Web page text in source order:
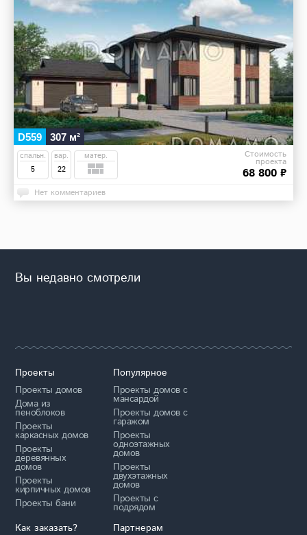
D559 307 м²
спальн.
5
вар.
22
матер. Стоимость
проекта
68 800 ₽
Нет комментариев
Вы недавно смотрели
Проекты
Проекты домов
Дома из
пеноблоков
Проекты
каркасных домов
Проекты
деревянных
домов
Проекты
кирпичных домов
Проекты бани
Популярное
Проекты домов с
мансардой
Проекты домов с
гаражом
Проекты
одноэтажных
домов
Проекты
двухэтажных
домов
Проекты с
подрядом
Как заказать?
Партнерам